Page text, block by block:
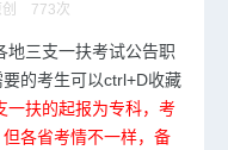
创 773次
地三支一扶考试公告职
的考生可以ctrl+D收藏
一扶的起报为专科，考
各省考情不一样，备